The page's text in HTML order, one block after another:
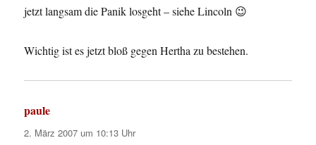
jetzt langsam die Panik losgeht – siehe Lincoln 😉
Wichtig ist es jetzt bloß gegen Hertha zu bestehen.
paule
2. März 2007 um 10:13 Uhr